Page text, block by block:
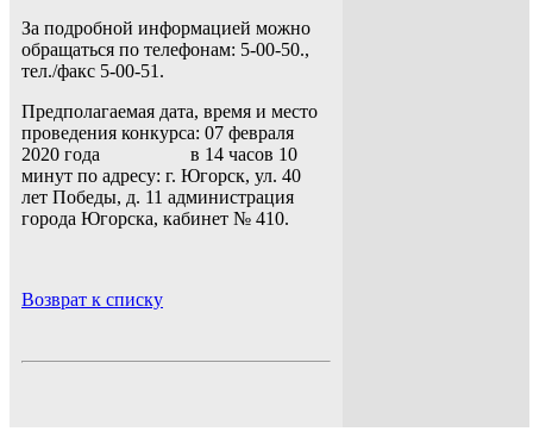
За подробной информацией можно
обращаться по телефонам: 5-00-50.,
тел./факс 5-00-51.
Предполагаемая дата, время и место
проведения конкурса: 07 февраля
2020 года в 14 часов 10
минут по адресу: г. Югорск, ул. 40
лет Победы, д. 11 администрация
города Югорска, кабинет № 410.
Возврат к списку